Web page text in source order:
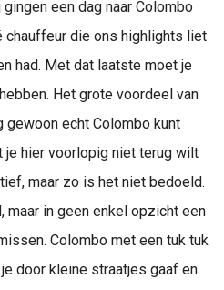
een dag naar Colombo
die ons highlights liet
had. Met dat laatste moet je
Het grote voordeel van
gewoon echt Colombo kunt
je hier voorlopig niet terug wilt
maar zo is het niet bedoeld.
maar in geen enkel opzicht een
Colombo met een tuk tuk
door kleine straatjes gaaf en